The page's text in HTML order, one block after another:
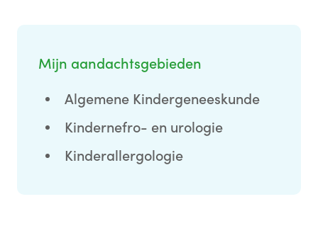
Mijn aandachtsgebieden
Algemene Kindergeneeskunde
Kindernefro- en urologie
Kinderallergologie